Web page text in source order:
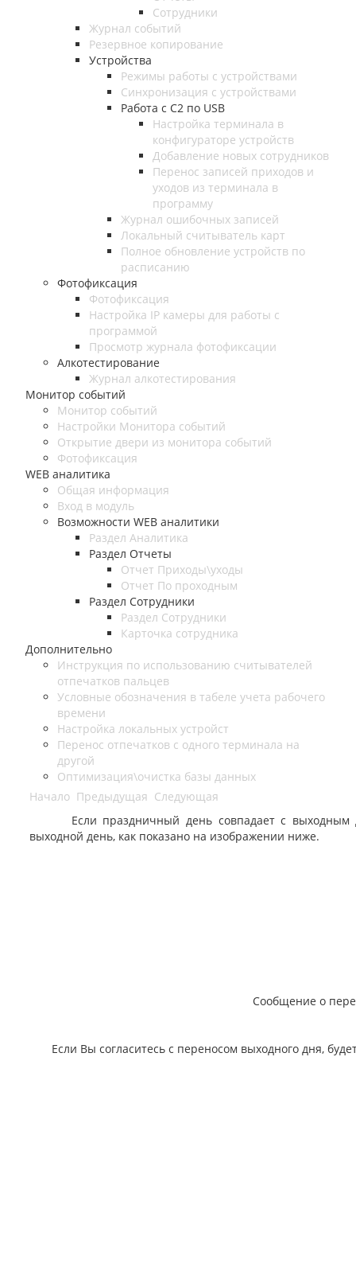
Сотрудники
Журнал событий
Резервное копирование
Устройства
Режимы работы с устройствами
Синхронизация с устройствами
Работа с C2 по USB
Настройка терминала в
конфигураторе устройств
Добавление новых сотрудников
Перенос записей приходов и
уходов из терминала в
программу
Журнал ошибочных записей
Локальный считыватель карт
Полное обновление устройств по
расписанию
Фотофиксация
Фотофиксация
Настройка IP камеры для работы с
программой
Просмотр журнала фотофиксации
Алкотестирование
Журнал алкотестирования
Монитор событий
Монитор событий
Настройки Монитора событий
Открытие двери из монитора событий
Фотофиксация
WEB аналитика
Общая информация
Вход в модуль
Возможности WEB аналитики
Раздел Аналитика
Раздел Отчеты
Отчет Приходы\уходы
Отчет По проходным
Раздел Сотрудники
Раздел Сотрудники
Карточка сотрудника
Дополнительно
Инструкция по использованию считывателей
отпечатков пальцев
Условные обозначения в табеле учета рабочего
времени
Настройка локальных устройст
Перенос отпечатков с одного терминала на
другой
Оптимизация\очистка базы данных
Начало Предыдущая Следующая
Если праздничный день совпадает с выходным
выходной день, как показано на изображении ниже.
Сообщение о
Если Вы согласитесь с переносом выходного дня,